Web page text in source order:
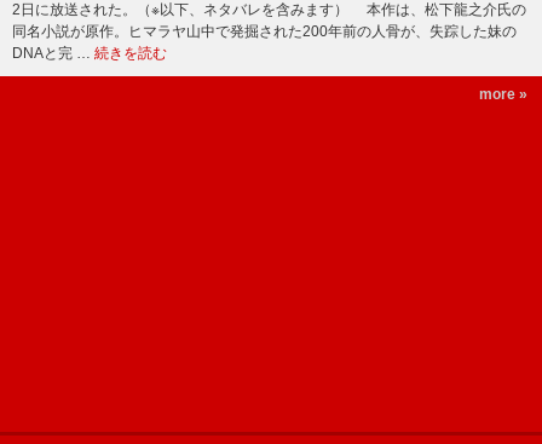
2日に放送された。（※以下、ネタバレを含みます） 本作は、松下龍之介氏の
同名小説が原作。ヒマラヤ山中で発掘された200年前の人骨が、失踪した妹の
DNAと完 … 続きを読む
more »